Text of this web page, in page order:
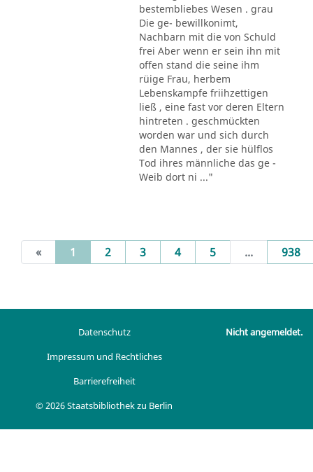
bestembliebes Wesen . grau
Die ge- bewillkonimt,
Nachbarn mit die von Schuld
frei Aber wenn er sein ihn mit
offen stand die seine ihm
rüige Frau, herbem
Lebenskampfe friihzettigen
ließ , eine fast vor deren Eltern
hintreten . geschmückten
worden war und sich durch
den Mannes , der sie hülflos
Tod ihres männliche das ge -
Weib dort ni ..."
« 1 (current)
2 3 4 5 ... 938
Datenschutz
Impressum und Rechtliches
Barrierefreiheit
© 2026 Staatsbibliothek zu Berlin
Nicht angemeldet.